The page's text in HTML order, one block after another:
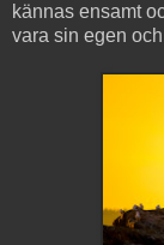
kännas ensamt
vara sin egen